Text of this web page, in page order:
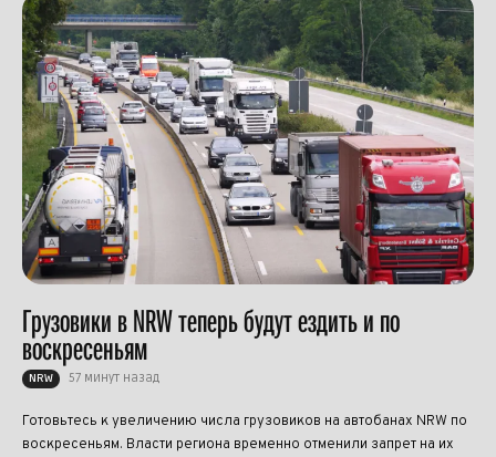
Грузовики в NRW теперь будут ездить и по
воскресеньям
NRW 57 минут назад
Готовьтесь к увеличению числа грузовиков на автобанах NRW по
воскресеньям. Власти региона временно отменили запрет на их